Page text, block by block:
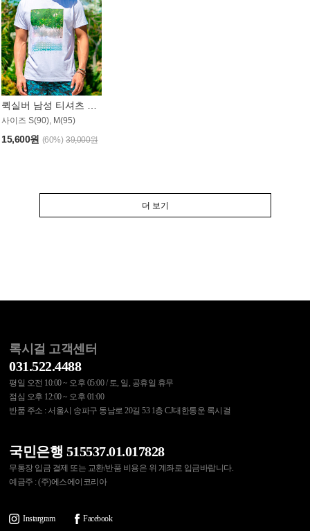
퀵실버 남성 티셔츠 MST357WQS
사이즈 S(90), M(95)
15,600원 (60%) 39,000원
더 보기
록시걸 고객센터
031.522.4488
평일 오전 10:00 ~ 오후 05:00 / 토, 일, 공휴일 휴무
점심 오후 12:00 ~ 오후 01:00
반품 주소 : 서울시 송파구 동남로 20길 53 1층 CJ대한통운 록시걸
국민은행 515537.01.017828
무통장 입금 결제 또는 교환/반품 비용은 위 계좌로 입금바랍니다.
예금주 : (주)에스에이코리아
Instargram Facebook